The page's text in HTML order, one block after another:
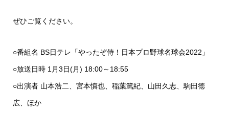
ぜひご覧ください。
○番組名 BS日テレ「やったぞ侍！日本プロ野球名球会2022」
○放送日時 1月3日(月) 18:00～18:55
○出演者 山本浩二、宮本慎也、稲葉篤紀、山田久志、駒田徳
広、ほか